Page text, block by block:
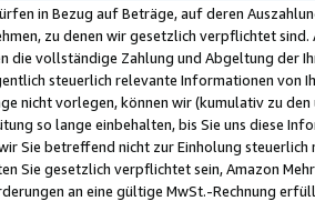
in Bezug auf Beträge, auf deren
zu denen wir gesetzlich verpflichtet
die vollständige Zahlung und Abgeltung der
steuerlich relevante Informationen von
nicht vorlegen, können wir (kumulativ zu
so lange einbehalten, bis Sie uns diese
Sie betreffend nicht zur Einholung
Sie gesetzlich verpflichtet sein, Amazon
an eine gültige MwSt.-Rechnung